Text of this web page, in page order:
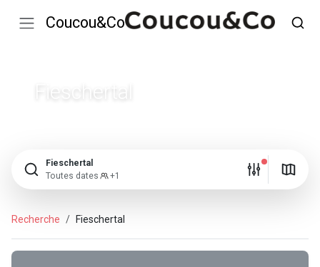
Coucou&Co
Fieschertal
Fieschertal
Toutes dates
+1
Recherche Fieschertal